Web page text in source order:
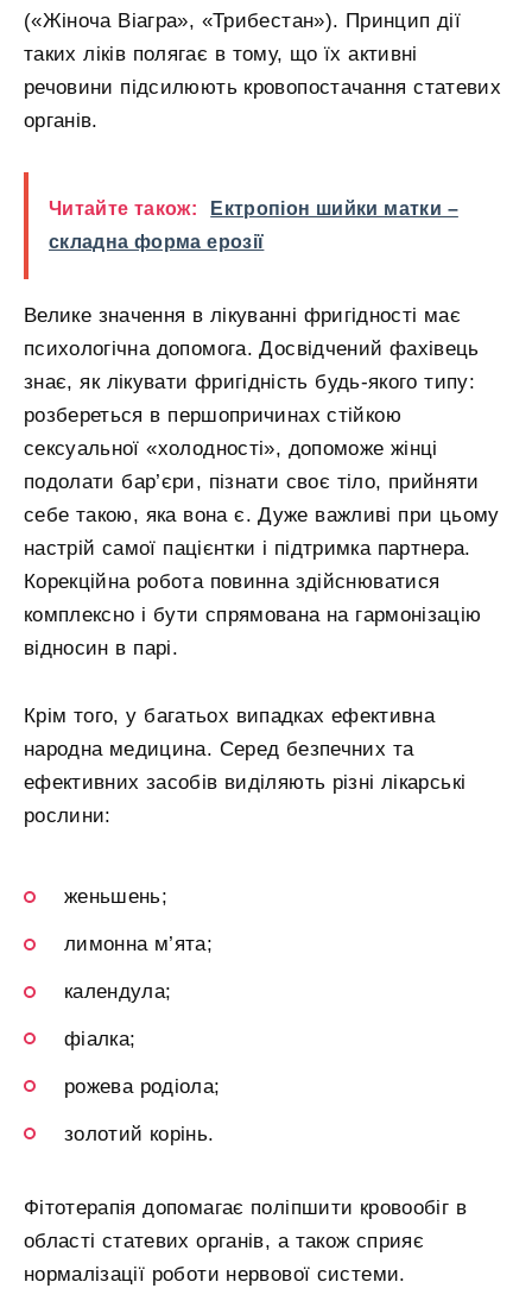
(«Жіноча Віагра», «Трибестан»). Принцип дії
таких ліків полягає в тому, що їх активні
речовини підсилюють кровопостачання статевих
органів.
Читайте також:
Ектропіон шийки матки –
складна форма ерозії
Велике значення в лікуванні фригідності має
психологічна допомога. Досвідчений фахівець
знає, як лікувати фригідність будь-якого типу:
розбереться в першопричинах стійкою
сексуальної «холодності», допоможе жінці
подолати бар’єри, пізнати своє тіло, прийняти
себе такою, яка вона є. Дуже важливі при цьому
настрій самої пацієнтки і підтримка партнера.
Корекційна робота повинна здійснюватися
комплексно і бути спрямована на гармонізацію
відносин в парі.
Крім того, у багатьох випадках ефективна
народна медицина. Серед безпечних та
ефективних засобів виділяють різні лікарські
рослини:
женьшень;
лимонна м’ята;
календула;
фіалка;
рожева родіола;
золотий корінь.
Фітотерапія допомагає поліпшити кровообіг в
області статевих органів, а також сприяє
нормалізації роботи нервової системи.